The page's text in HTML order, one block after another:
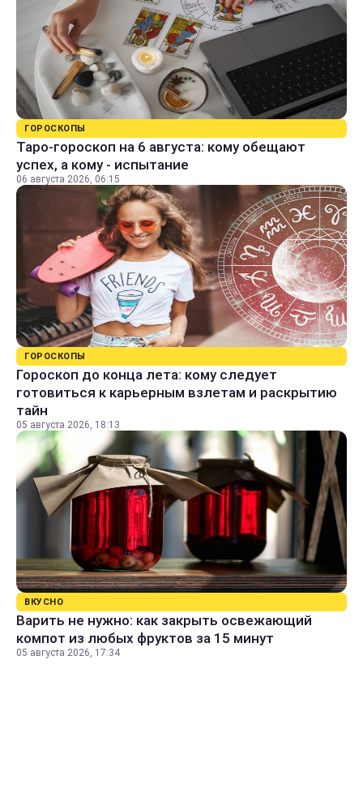
ГОРОСКОПЫ
Таро-гороскоп на 6 августа: кому обещают
успех, а кому - испытание
06 августа 2026, 06:15
ГОРОСКОПЫ
Гороскоп до конца лета: кому следует
готовиться к карьерным взлетам и раскрытию
тайн
05 августа 2026, 18:13
ВКУСНО
Варить не нужно: как закрыть освежающий
компот из любых фруктов за 15 минут
05 августа 2026, 17:34